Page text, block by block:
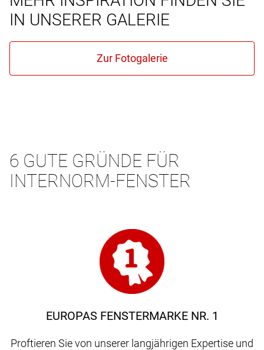
IN UNSERER GALERIE
6 GUTE GRÜNDE FÜR
INTERNORM-FENSTER
EUROPAS FENSTERMARKE NR. 1
Proftieren Sie von unserer langjährigen Expertise und